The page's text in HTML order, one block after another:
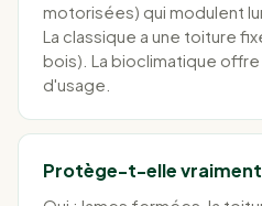
motorisées) qui modulent
La classique a une toiture
bois). La bioclimatique
d'usage.
Protège-t-elle vraiment